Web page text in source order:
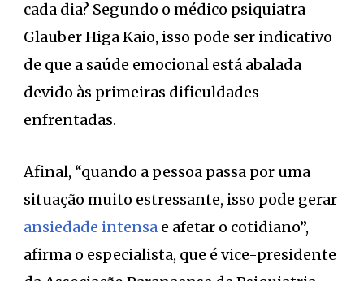
cada dia? Segundo o médico psiquiatra
Glauber Higa Kaio, isso pode ser indicativo
de que a saúde emocional está abalada
devido às primeiras dificuldades
enfrentadas.
Afinal, “quando a pessoa passa por uma
situação muito estressante, isso pode gerar
ansiedade intensa e afetar o cotidiano”,
afirma o especialista, que é vice-presidente